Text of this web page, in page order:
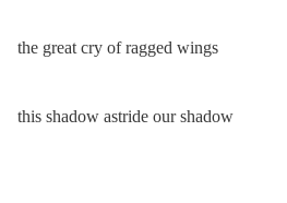
the great cry of ragged wings
this shadow astride our shadow